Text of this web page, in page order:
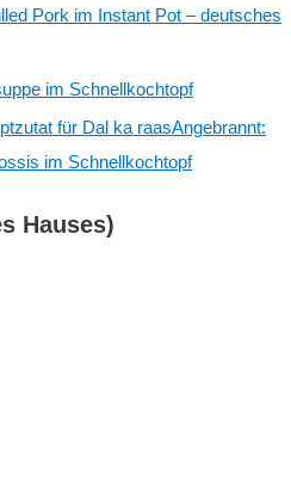
Pork im Instant Pot – deutsches
im Schnellkochtopf
Angebrannt:
im Schnellkochtopf
Hauses)